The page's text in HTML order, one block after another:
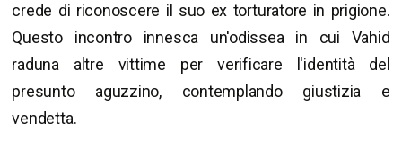
crede di riconoscere il suo ex torturatore in prigione.
Questo incontro innesca un'odissea in cui Vahid
raduna altre vittime per verificare l'identità del
presunto aguzzino, contemplando giustizia e
vendetta.